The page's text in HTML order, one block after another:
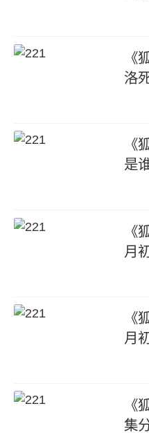
《
洛
《
是
《
月
《
月
《
集